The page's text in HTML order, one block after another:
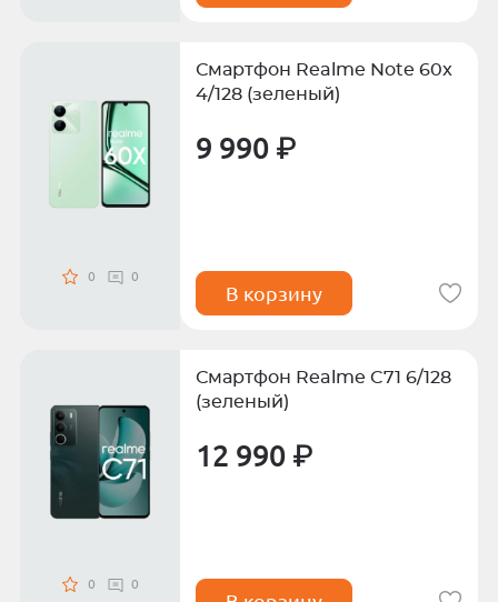
0 0
Смартфон Realme Note 60x
4/128 (зеленый)
9 990 ₽
В корзину
0 0
Смартфон Realme C71 6/128
(зеленый)
12 990 ₽